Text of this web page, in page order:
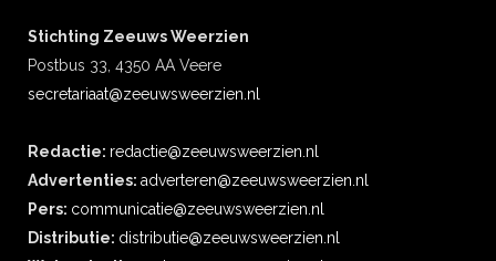
Stichting Zeeuws Weerzien
Postbus 33, 4350 AA Veere
secretariaat@zeeuwsweerzien.nl
Redactie: redactie@zeeuwsweerzien.nl
Advertenties: adverteren@zeeuwsweerzien.nl
Pers: communicatie@zeeuwsweerzien.nl
Distributie: distributie@zeeuwsweerzien.nl